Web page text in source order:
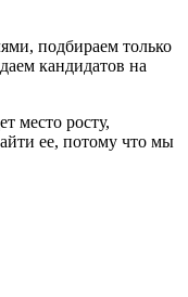
подбираем только
кандидатов на
место росту,
ее, потому что мы